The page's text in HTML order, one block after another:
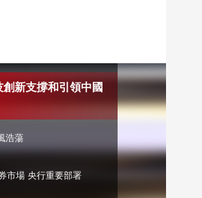
新支撐和引領中國
浩蕩
市場 央行重要部署